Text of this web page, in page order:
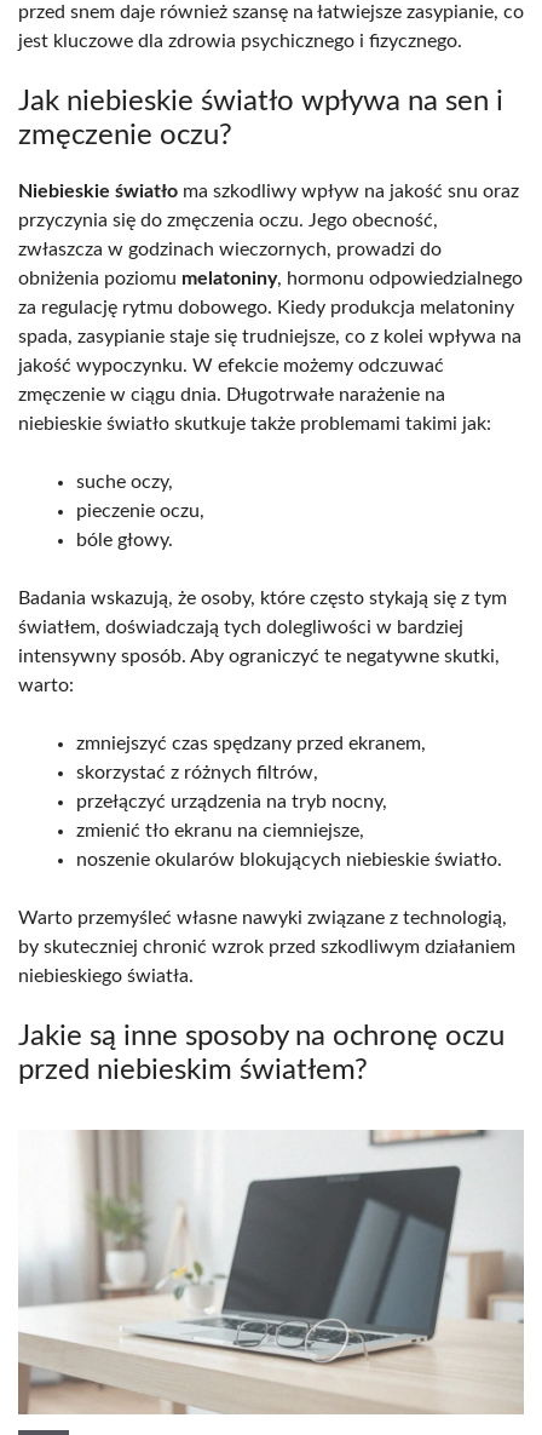
przed snem daje również szansę na łatwiejsze zasypianie, co
jest kluczowe dla zdrowia psychicznego i fizycznego.
Jak niebieskie światło wpływa na sen i
zmęczenie oczu?
Niebieskie światło ma szkodliwy wpływ na jakość snu oraz
przyczynia się do zmęczenia oczu. Jego obecność,
zwłaszcza w godzinach wieczornych, prowadzi do
obniżenia poziomu melatoniny, hormonu odpowiedzialnego
za regulację rytmu dobowego. Kiedy produkcja melatoniny
spada, zasypianie staje się trudniejsze, co z kolei wpływa na
jakość wypoczynku. W efekcie możemy odczuwać
zmęczenie w ciągu dnia. Długotrwałe narażenie na
niebieskie światło skutkuje także problemami takimi jak:
suche oczy,
pieczenie oczu,
bóle głowy.
Badania wskazują, że osoby, które często stykają się z tym
światłem, doświadczają tych dolegliwości w bardziej
intensywny sposób. Aby ograniczyć te negatywne skutki,
warto:
zmniejszyć czas spędzany przed ekranem,
skorzystać z różnych filtrów,
przełączyć urządzenia na tryb nocny,
zmienić tło ekranu na ciemniejsze,
noszenie okularów blokujących niebieskie światło.
Warto przemyśleć własne nawyki związane z technologią,
by skuteczniej chronić wzrok przed szkodliwym działaniem
niebieskiego światła.
Jakie są inne sposoby na ochronę oczu
przed niebieskim światłem?